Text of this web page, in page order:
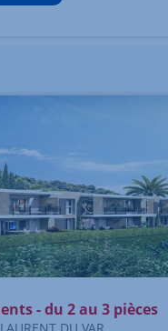
- du 2 au 3 pièces